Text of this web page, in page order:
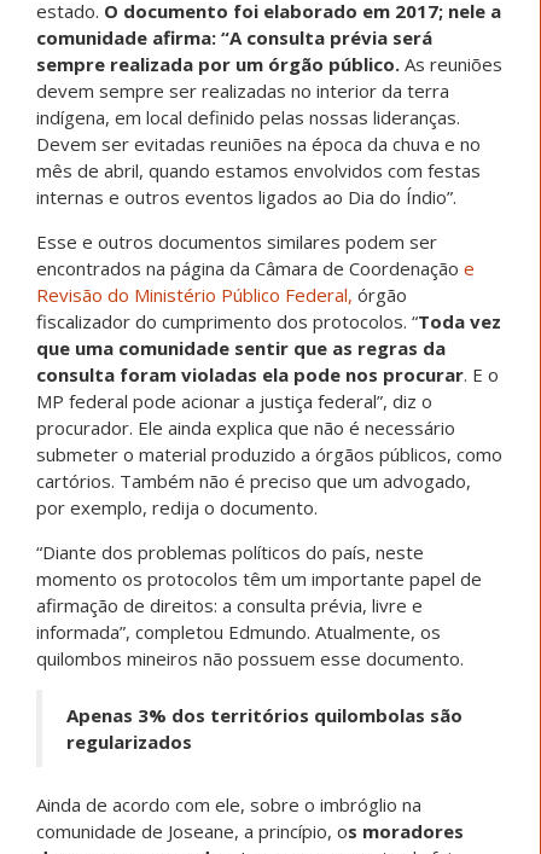
estado. O documento foi elaborado em 2017; nele a
comunidade afirma: “A consulta prévia será
sempre realizada por um órgão público. As reuniões
devem sempre ser realizadas no interior da terra
indígena, em local definido pelas nossas lideranças.
Devem ser evitadas reuniões na época da chuva e no
mês de abril, quando estamos envolvidos com festas
internas e outros eventos ligados ao Dia do Índio”.
Esse e outros documentos similares podem ser
encontrados na página da Câmara de Coordenação e
Revisão do Ministério Público Federal, órgão
fiscalizador do cumprimento dos protocolos. “Toda vez
que uma comunidade sentir que as regras da
consulta foram violadas ela pode nos procurar. E o
MP federal pode acionar a justiça federal”, diz o
procurador. Ele ainda explica que não é necessário
submeter o material produzido a órgãos públicos, como
cartórios. Também não é preciso que um advogado,
por exemplo, redija o documento.
“Diante dos problemas políticos do país, neste
momento os protocolos têm um importante papel de
afirmação de direitos: a consulta prévia, livre e
informada”, completou Edmundo. Atualmente, os
quilombos mineiros não possuem esse documento.
Apenas 3% dos territórios quilombolas são
regularizados
Ainda de acordo com ele, sobre o imbróglio na
comunidade de Joseane, a princípio, os moradores